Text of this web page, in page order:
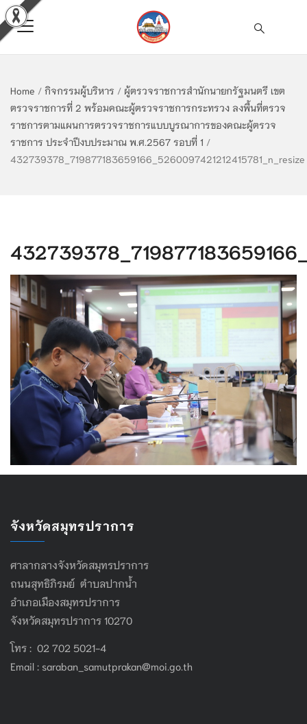
Home / กิจกรรมผู้บริหาร / ผู้ตรวจราชการสำนักนายกรัฐมนตรี เขต
ตรวจราชการที่ 2 พร้อมคณะผู้ตรวจราชการกระทรวง ลงพื้นที่ตรวจ
ราชการตามแผนการตรวจราชการแบบบูรณาการของคณะผู้ตรวจ
ราชการ ประจำปีงบประมาณ พ.ศ.2567 รอบที่ 1 /
432739378_719877183659166_5260097421212415781_n_resize
จังหวัดสมุทรปราการ
ศาลากลางจังหวัดสมุทรปราการ
ถนนสุทธิภิรมย์ ตำบลปากน้ำ
อำเภอเมืองสมุทรปราการ
จังหวัดสมุทรปราการ 10270
โทร : 02 702 5021-4
Email : saraban_samutprakan@moi.go.th